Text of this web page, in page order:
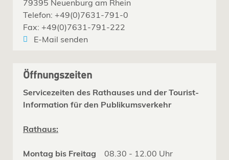
79395 Neuenburg am Rhein
Telefon: +49(0)7631-791-0
Fax: +49(0)7631-791-222
E-Mail senden
Öffnungszeiten
Servicezeiten des Rathauses und der Tourist-
Information für den Publikumsverkehr
Rathaus:
Montag bis Freitag 08.30 - 12.00 Uhr